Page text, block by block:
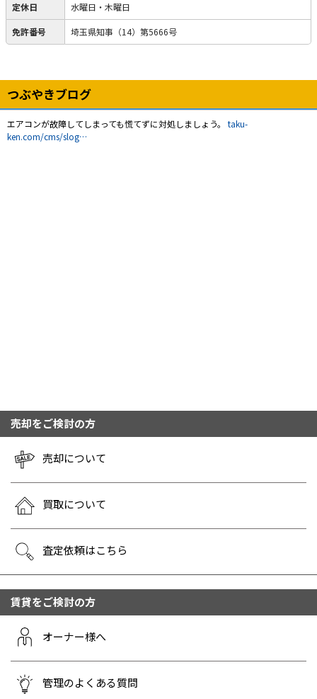
定休日 水曜日・木曜日
免許番号 埼玉県知事（14）第5666号
つぶやきブログ
売却をご検討の方
売却について
買取について
査定依頼はこちら
賃貸をご検討の方
オーナー様へ
管理のよくある質問